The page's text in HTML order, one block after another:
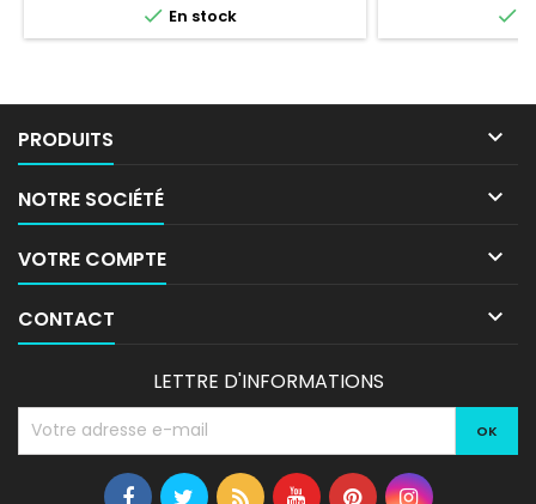
 En stock 
PRODUITS 
NOTRE SOCIÉTÉ 
VOTRE COMPTE 
CONTACT 
LETTRE D'INFORMATIONS